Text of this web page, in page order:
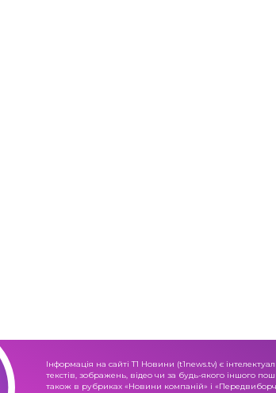
Інформація на сайті Т1 Новини (t1news.tv) є
текстів, зображень, відео чи за будь-якого іншого
також в рубриках «Новини компаній» і